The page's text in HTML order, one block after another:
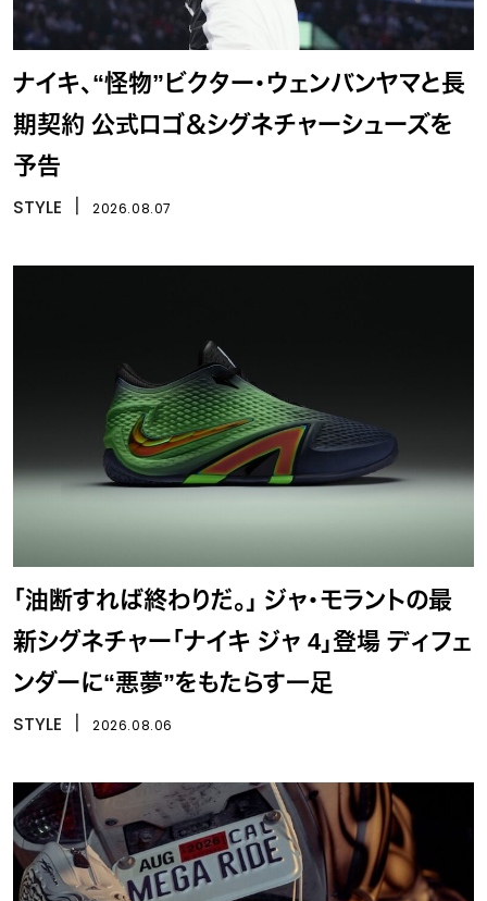
ナイキ、“怪物”ビクター・ウェンバンヤマと長
期契約 公式ロゴ＆シグネチャーシューズを
予告
STYLE 2026.08.07
「油断すれば終わりだ。」 ジャ・モラントの最
新シグネチャー「ナイキ ジャ 4」登場 ディフェ
ンダーに“悪夢”をもたらす一足
STYLE 2026.08.06